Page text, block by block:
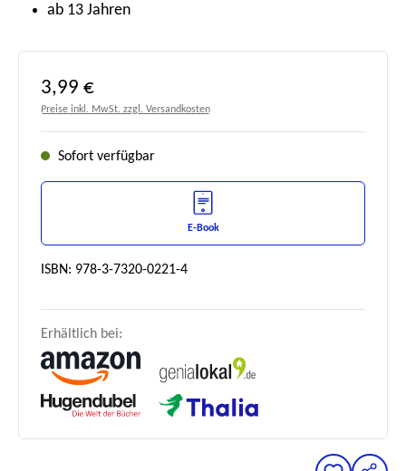
ab 13 Jahren
Regulärer Preis:
3,99 €
Preise inkl. MwSt. zzgl. Versandkosten
Sofort verfügbar
E-Book
ISBN: 978-3-7320-0221-4
Erhältlich bei: